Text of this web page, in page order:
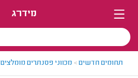
מידרג
תחומים חדשים> מכווני פסנתרים מומלצים